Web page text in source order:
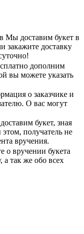
Мы доставим букет в
закажите доставку
дополним
вы можете указать
о заказчике и
О вас могут
букет, зная
получатель не
вручения.
о вручении букета
так же обо всех